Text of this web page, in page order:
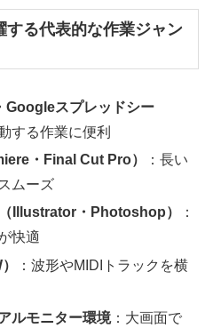
する代表的な作業ジャン
Googleスプレッドシー
する作業に便利
・Final Cut Pro）
：長い
ムーズ
Illustrator・Photoshop）
：
快適
：波形やMIDIトラックを横
ルモニター環境：大画面で